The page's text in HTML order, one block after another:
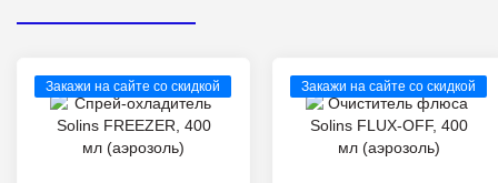
Закажи на сайте со скидкой Закажи на сайте со скидкой